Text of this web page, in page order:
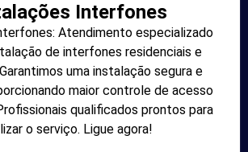
Interfones
Atendimento especializado
de interfones residenciais e
uma instalação segura e
maior controle de acesso
qualificados prontos para
o serviço. Ligue agora!